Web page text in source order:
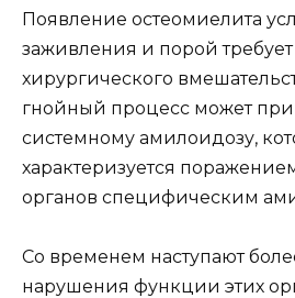
Появление остеомиелита
заживления и порой требует
хирургического
гнойный процесс может
системному амилоидозу,
характеризуется
органов специфическим
Со временем наступают
нарушения функции этих